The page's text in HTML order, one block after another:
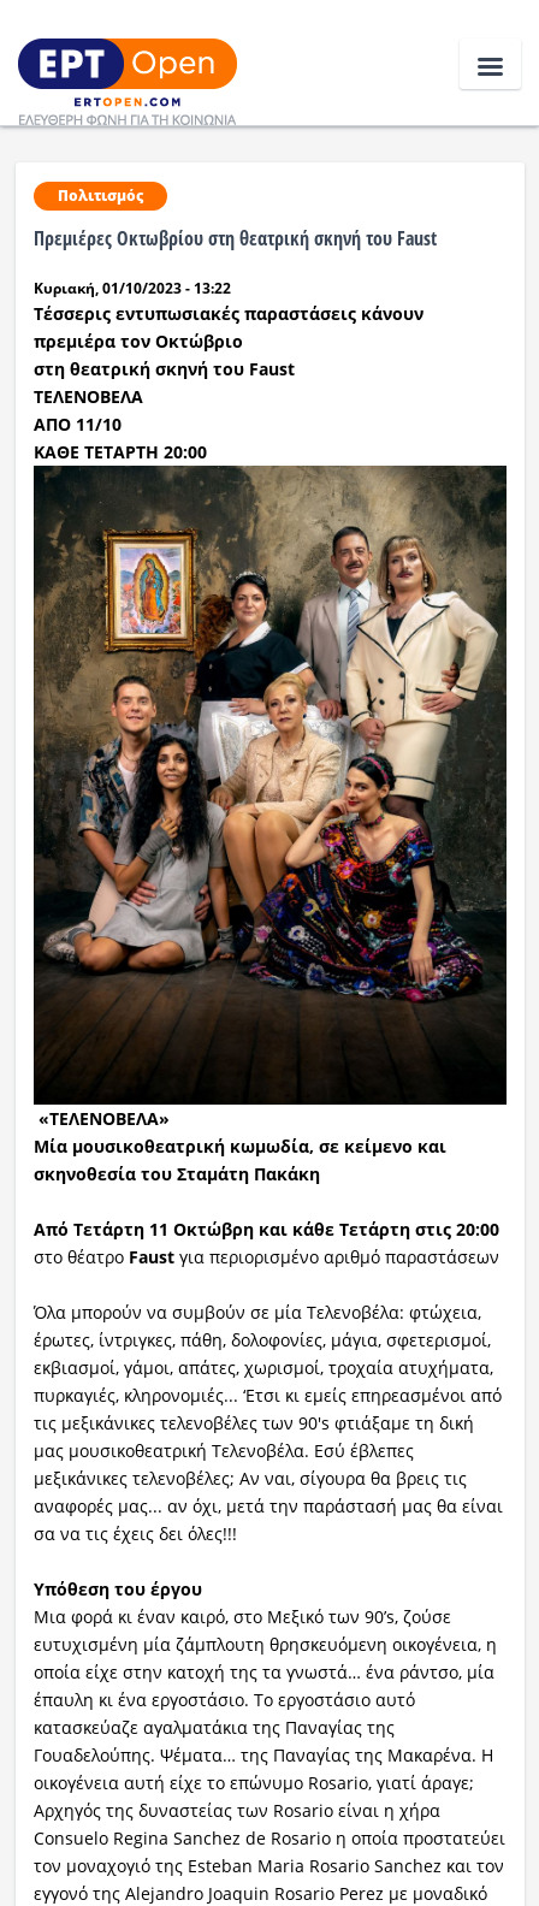
Ειδήσεις
Ελλάδα
Κοινωνία
Πολιτική
Οικονομία
Αθλητικά
Κόσμος
Ραδιόφωνο LIVE
Εκπομπές
Πολιτισμός
Πολιτισμός
Πρεμιέρες Οκτωβρίου στη θεατρική σκηνή του Faust
Κυριακή, 01/10/2023 - 13:22
Τέσσερις εντυπωσιακές παραστάσεις κάνουν
πρεμιέρα τον Οκτώβριο
στη θεατρική σκηνή του Faust
ΤΕΛΕΝΟΒΕΛΑ
ΑΠΟ 11/10
ΚΑΘΕ ΤΕΤΑΡΤΗ 20:00
«ΤΕΛΕΝΟΒΕΛΑ»
Mία μουσικοθεατρική κωμωδία, σε κείμενο και
σκηνοθεσία του Σταμάτη Πακάκη
Από Τετάρτη 11 Οκτώβρη και κάθε Τετάρτη στις 20:00
στο θέατρο Faustγια περιορισμένο αριθμό παραστάσεων
Όλα μπορούν να συμβούν σε μία Τελενοβέλα: φτώχεια,
έρωτες, ίντριγκες, πάθη, δολοφονίες, μάγια, σφετερισμοί,
εκβιασμοί, γάμοι, απάτες, χωρισμοί, τροχαία ατυχήματα,
πυρκαγιές, κληρονομιές... ‘Eτσι κι εμείς επηρεασμένοι από
τις μεξικάνικες τελενοβέλες των 90's φτιάξαμε τη δική
μας μουσικοθεατρική Τελενοβέλα. Εσύ έβλεπες
μεξικάνικες τελενοβέλες; Αν ναι, σίγουρα θα βρεις τις
αναφορές μας... αν όχι, μετά την παράστασή μας θα είναι
σα να τις έχεις δει όλες!!!
Υπόθεση του έργου
Μια φορά κι έναν καιρό, στο Μεξικό των 90’s, ζούσε
ευτυχισμένη μία ζάμπλουτη θρησκευόμενη οικογένεια, η
οποία είχε στην κατοχή της τα γνωστά… ένα ράντσο, μία
έπαυλη κι ένα εργοστάσιο. Το εργοστάσιο αυτό
κατασκεύαζε αγαλματάκια της Παναγίας της
Γουαδελούπης. Ψέματα… της Παναγίας της Μακαρένα. Η
οικογένεια αυτή είχε το επώνυμο Rosario, γιατί άραγε;
Αρχηγός της δυναστείας των Rosario είναι η χήρα
Consuelo Regina Sanchez de Rosario η οποία προστατεύει
τον μοναχογιό της Esteban Maria Rosario Sanchez και τον
εγγονό της Alejandro Joaquin Rosario Perez με μοναδικό